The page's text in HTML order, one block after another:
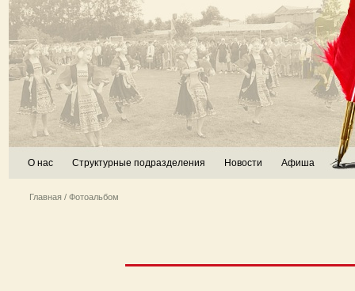
О нас Структурные подразделения Новости Афиша
Главная / Фотоальбом